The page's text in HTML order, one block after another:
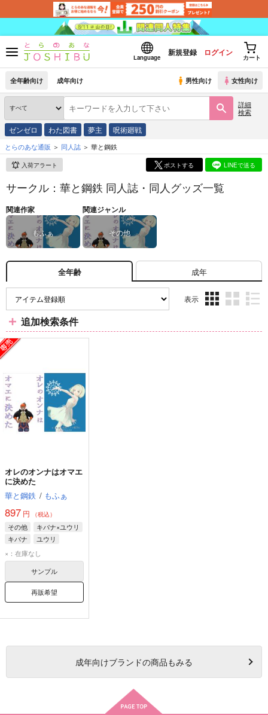
Language
新規登録 ログイン
カート
全年齢向け 成年向け 男性向け 女性向け
詳細
検索
ゼンゼロ わた図書 夢主 呪術廻戦
とらのあな通販 同人誌 華と鋼鉄
入荷アラート ポストする LINEで送る
サークル：華と鋼鉄 同人誌・同人グッズ一覧
関連作家
もふぁ
関連ジャンル
その他
全年齢 成年
表示
ム
ム
ム
追加検索条件
オレのオンナはオマエ
に決めた
華と鋼鉄 / もふぁ
897 円 （税込）
その他
キバナ×ユウリ
キバナ
ユウリ
×：在庫なし
サンプル
再販希望
成年向けブランドの商品もみる